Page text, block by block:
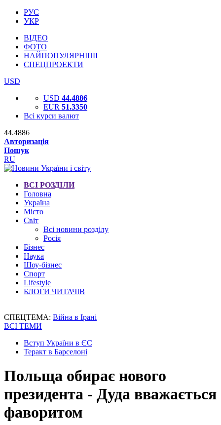
РУС
УКР
ВІДЕО
ФОТО
НАЙПОПУЛЯРНІШІ
СПЕЦПРОЕКТИ
USD
USD 44.4886
EUR 51.3350
Всі курси валют
44.4886
Авторизація
Пошук
RU
ВСІ РОЗДІЛИ
Головна
Україна
Місто
Світ
Всі новини розділу
Росія
Бізнес
Наука
Шоу-бізнес
Спорт
Lifestyle
БЛОГИ ЧИТАЧІВ
СПЕЦТЕМА: Війна в Ірані
ВСІ ТЕМИ
Вступ України в ЄС
Теракт в Барселоні
Польща обирає нового
президента - Дуда вважається
фаворитом